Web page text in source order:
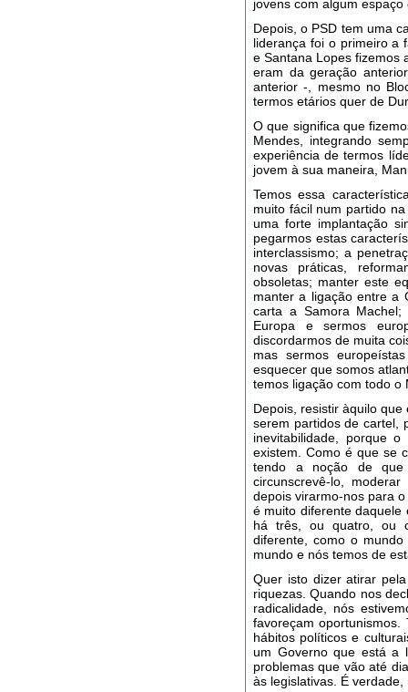
jovens com algum
Depois, o PSD tem uma
liderança foi o primeiro a
e Santana Lopes fizemos
eram da geração
anterior -, mesmo no
termos etários quer de
O que significa que
Mendes, integrando
experiência de termos
jovem à sua maneira,
Temos essa
muito fácil num partido
uma forte implantação
pegarmos estas
interclassismo; a
novas práticas,
obsoletas; manter este
manter a ligação entre a
carta a Samora
Europa e sermos
discordarmos de muita
mas sermos
esquecer que somos
temos ligação com todo o
Depois, resistir àquilo
serem partidos de cartel,
inevitabilidade, porque
existem. Como é que se
tendo a noção de
circunscrevê-lo,
depois virarmo-nos para
é muito diferente daquele
há três, ou quatro, ou
diferente, como o
mundo e nós temos de
Quer isto dizer atirar
riquezas. Quando nos
radicalidade, nós
favoreçam
hábitos políticos e
um Governo que está a
problemas que vão até
às legislativas. É